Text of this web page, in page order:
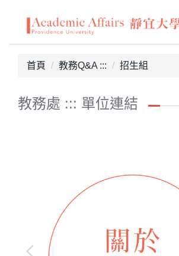
首頁 教務Q&A ::: 招生組
教務處 ::: 單位連結